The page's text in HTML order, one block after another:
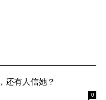
还有人信她？
0